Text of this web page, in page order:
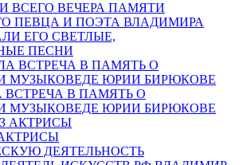
ВСЕГО ВЕЧЕРА ПАМЯТИ
ПЕВЦА И ПОЭТА ВЛАДИМИРА
ЕГО СВЕТЛЫЕ,
ПЕСНИ
В ПАМЯТЬ О
МУЗЫКОВЕДЕ ЮРИИ БИРЮКОВЕ